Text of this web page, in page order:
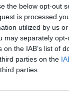
the below opt-out
is processed
utilized by us
may separately
the IAB’s list of
parties on the
parties.
úgyhogy jól